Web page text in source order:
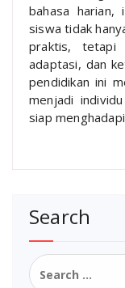
bahasa
siswa tidak
praktis, tetapi
adaptasi, dan
pendidikan ini
menjadi
siap
Search
Search
for: